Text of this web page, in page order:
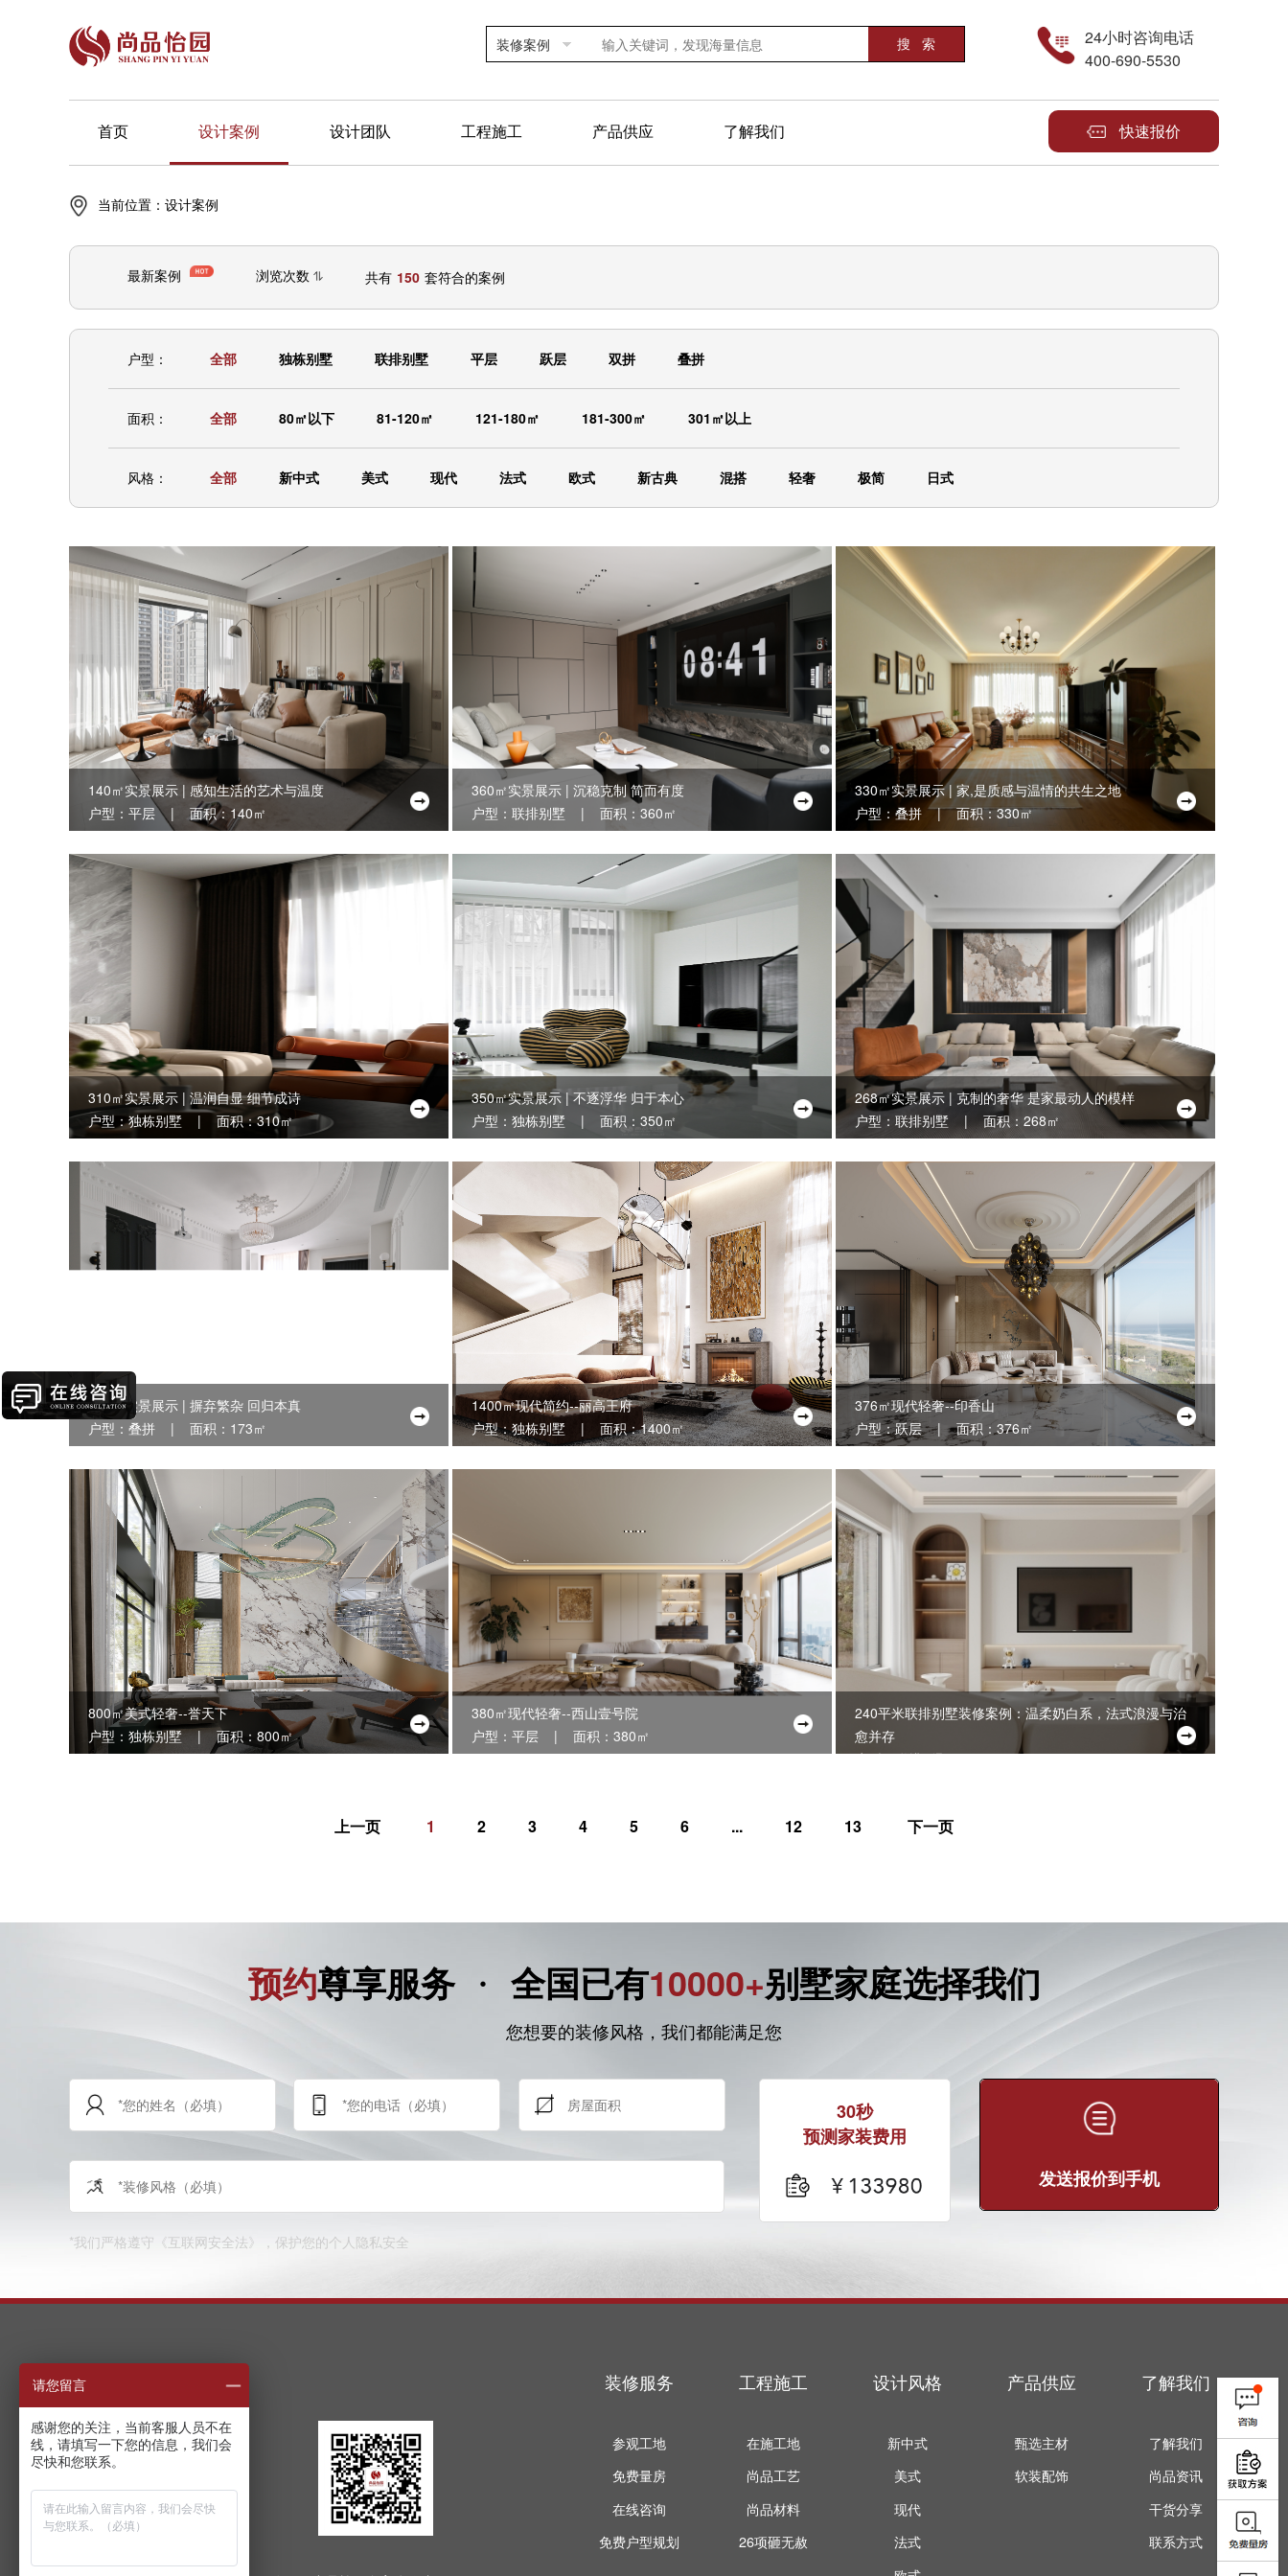
装修案例
24小时咨询电话
400-690-5530
首页 设计案例 设计团队 工程施工 产品供应 了解我们 快速报价
当前位置： 设计案例
最新案例 浏览次数 共有 150 套符合的案例
户型： 全部 独栋别墅 联排别墅 平层 跃层 双拼 叠拼
面积： 全部 80㎡以下 81-120㎡ 121-180㎡ 181-300㎡ 301㎡以上
风格： 全部 新中式 美式 现代 法式 欧式 新古典 混搭 轻奢 极简 日式
140㎡实景展示 | 感知生活的艺术与温度
户型：平层 | 面积：140㎡
360㎡实景展示 | 沉稳克制 简而有度
户型：联排别墅 | 面积：360㎡
330㎡实景展示 | 家,是质感与温情的共生之地
户型：叠拼 | 面积：330㎡
310㎡实景展示 | 温润自显 细节成诗
户型：独栋别墅 | 面积：310㎡
350㎡实景展示 | 不逐浮华 归于本心
户型：独栋别墅 | 面积：350㎡
268㎡实景展示 | 克制的奢华 是家最动人的模样
户型：联排别墅 | 面积：268㎡
174㎡实景展示 | 摒弃繁杂 回归本真
户型：叠拼 | 面积：173㎡
1400㎡现代简约--丽高王府
户型：独栋别墅 | 面积：1400㎡
376㎡现代轻奢--印香山
户型：跃层 | 面积：376㎡
800㎡美式轻奢--誉天下
户型：独栋别墅 | 面积：800㎡
380㎡现代轻奢--西山壹号院
户型：平层 | 面积：380㎡
240平米联排别墅装修案例：温柔奶白系，法式浪漫与治
愈并存
户型：联排别墅 | 面积：240㎡
上一页 1 2 3 4 5 6 ... 12 13 下一页
预约尊享服务 · 全国已有10000+别墅家庭选择我们
您想要的装修风格，我们都能满足您
*我们严格遵守《互联网安全法》，保护您的个人隐私安全
30秒
预测家装费用
发送报价到手机
Contact Us 装修服务
参观工地
免费量房
在线咨询
免费户型规划
工程施工
在施工地
尚品工艺
尚品材料
26项砸无赦
设计风格
新中式
美式
现代
法式
产品供应
甄选主材
软装配饰
了解我们
了解我们
尚品资讯
干货分享
联系方式
请您留言
感谢您的关注，当前客服人员不在
线，请填写一下您的信息，我们会
尽快和您联系。